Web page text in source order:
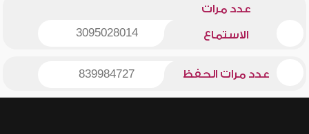
عدد مرات
الاستماع 3095028014
عدد مرات الحفظ 839984727